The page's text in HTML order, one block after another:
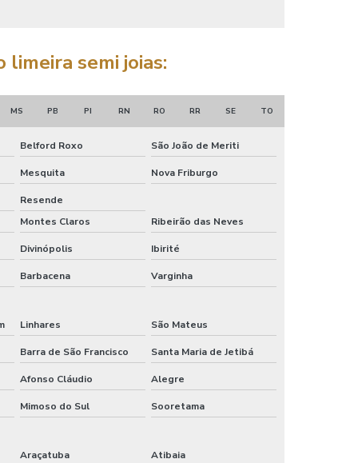
Banho de ouro em bijuterias
Banho de paladio em semi joias
Banho de paladio limeira
Banho de prata
Banho de ródio limeira sp
Banho em bijuterias limeira sp
semi joias:
MS PB PI RN RO RR SE TO
Belford Roxo São João de Meriti
Mesquita Nova Friburgo
Resende
Montes Claros Ribeirão das Neves
Divinópolis Ibirité
Barbacena Varginha
Linhares São Mateus
Barra de São Francisco Santa Maria de Jetibá
Afonso Cláudio Alegre
Mimoso do Sul Sooretama
Araçatuba Atibaia